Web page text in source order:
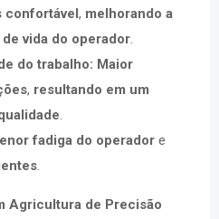
confortável, melhorando a
vida do operador.
do trabalho: Maior
, resultando em um
.
fadiga do operador e
.
Agricultura de Precisão